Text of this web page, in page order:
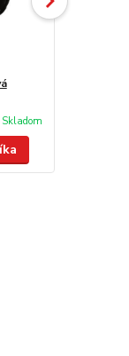
Skladom